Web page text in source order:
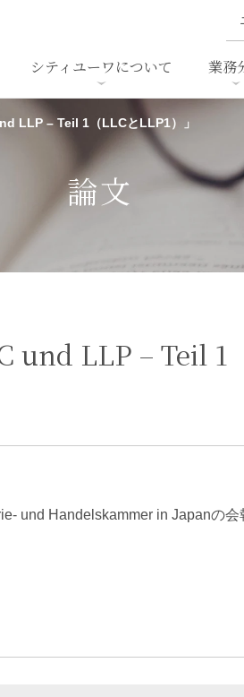
シティユーワについて
沿革
業務
M&A
消費者向けサービス
セミナー/講演等
法律用語集
スタッフ採用
LLP – Teil 1（LLCとLLP1）」
論文
LLP – Teil 1
und Handelskammer in Japanの会